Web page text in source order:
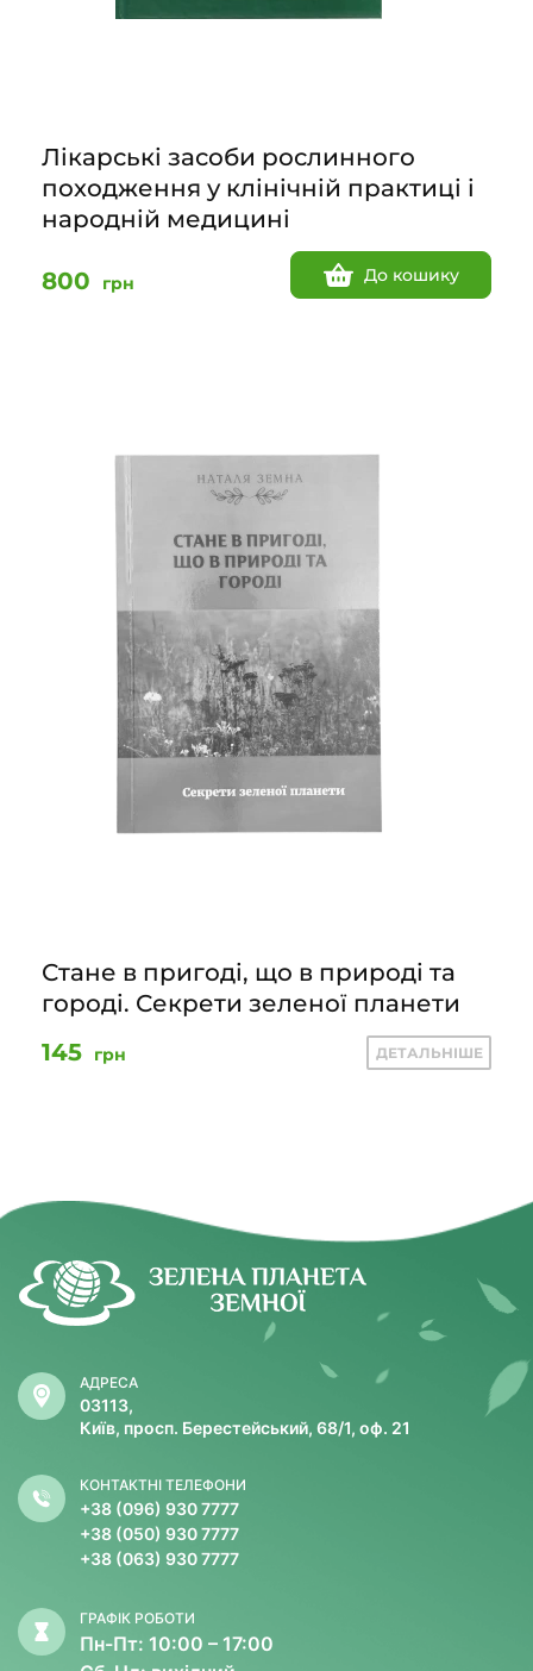
Лікарські засоби рослинного
походження у клінічній практиці і
народній медицині
800 грн До кошику
Стане в пригоді, що в природі та
городі. Секрети зеленої планети
145
грн ДЕТАЛЬНІШЕ
АДРЕСА
03113,
Київ, просп. Берестейський, 68/1, оф. 21
КОНТАКТНІ ТЕЛЕФОНИ
+38 (096) 930 7777
+38 (050) 930 7777
+38 (063) 930 7777
ГРАФІК РОБОТИ
Пн-Пт: 10:00 – 17:00